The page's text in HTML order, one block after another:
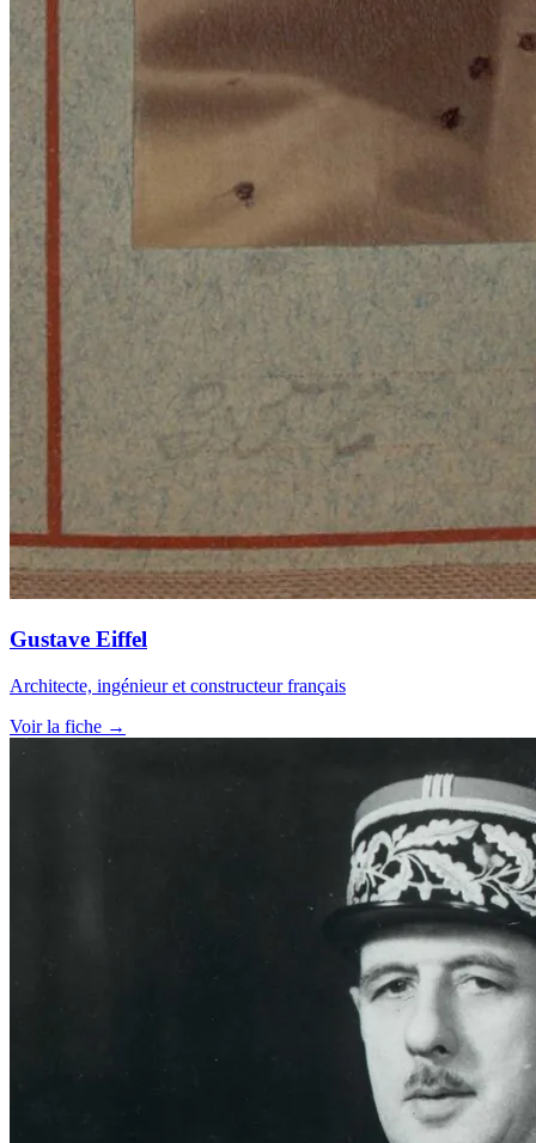
Gustave Eiffel
Architecte, ingénieur et constructeur français
Voir la fiche →